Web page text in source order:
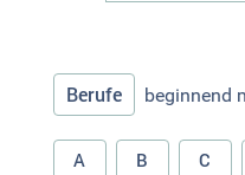
Berufe beginnend
A B C